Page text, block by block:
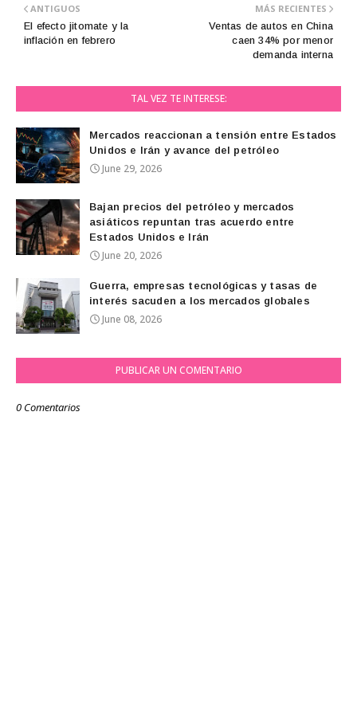
MÁS RECIENTES
Ventas de autos en China
caen 34% por menor
demanda interna
ANTIGUOS
El efecto jitomate y la
inflación en febrero
TAL VEZ TE INTERESE:
Mercados reaccionan a tensión entre Estados
Unidos e Irán y avance del petróleo
June 29, 2026
Bajan precios del petróleo y mercados
asiáticos repuntan tras acuerdo entre
Estados Unidos e Irán
June 20, 2026
Guerra, empresas tecnológicas y tasas de
interés sacuden a los mercados globales
June 08, 2026
PUBLICAR UN COMENTARIO
0 Comentarios